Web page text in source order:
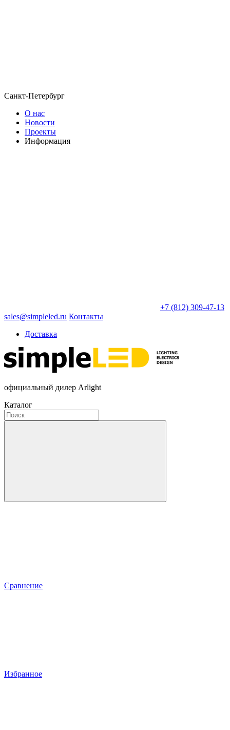
Санкт-Петербург
О нас
Новости
Проекты
Информация
+7 (812) 309-47-13
sales@simpleled.ru Контакты
Доставка
официальный дилер Arlight
Каталог
Сравнение
Избранное